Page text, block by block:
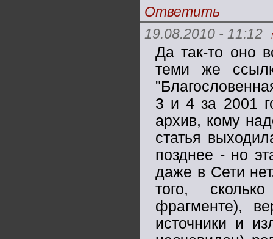
Ответить
19.08.2010 - 11:12
Да так-то
теми же
3 и 4 за 2001
архив, кому
статья
позднее - но
даже в Сети
того,
фрагменте),
источники и